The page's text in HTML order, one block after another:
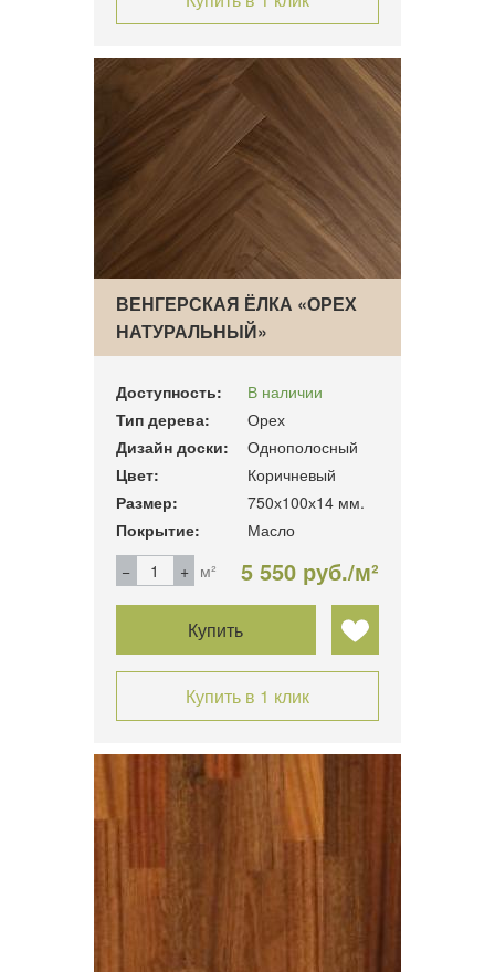
ВЕНГЕРСКАЯ ЁЛКА «ОРЕХ
НАТУРАЛЬНЫЙ»
Доступность:
В наличии
Тип дерева:
Орех
Дизайн доски:
Однополосный
Цвет:
Коричневый
Размер:
750х100х14 мм.
Покрытие:
Масло
м²
5 550 руб./м²
Купить
Купить в 1 клик